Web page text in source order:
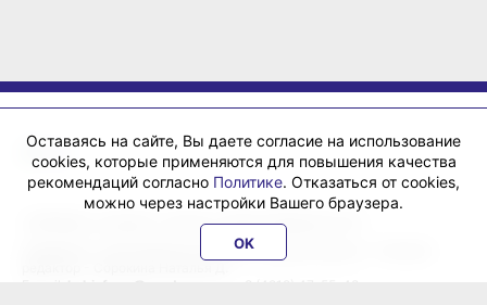
«ХабИнфо»: интернет-журнал города Хабаровска 16+
Учредитель: ООО Издательский дом «Гранд Экспресс». Главный
Оставаясь на сайте, Вы даете согласие на использование
cookies, которые применяются для повышения качества
рекомендаций согласно Политике. Отказаться от cookies,
можно через настройки Вашего браузера.
OK